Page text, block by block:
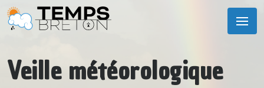
Veille météorologique